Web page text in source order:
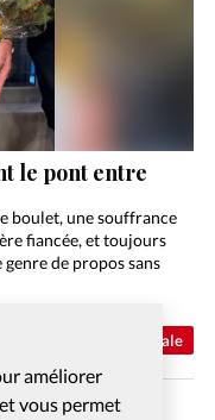
améliorer
vous permet
Actualité internationale
le pont entre
boulet, une souffrance
fiancée, et toujours
de propos sans